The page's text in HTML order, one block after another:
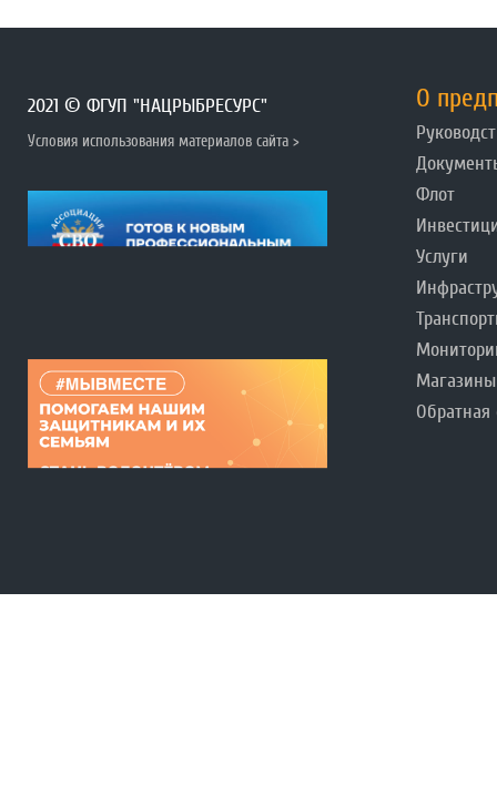
2021 © ФГУП "НАЦРЫБРЕСУРС"
Условия использования материалов сайта >
О
Флот
Услуги
Магазины
Обратная